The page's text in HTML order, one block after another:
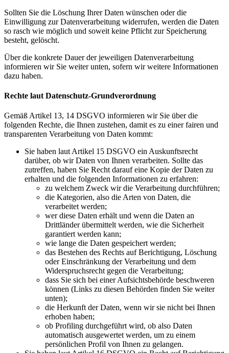
Sollten Sie die Löschung Ihrer Daten wünschen oder die
Einwilligung zur Datenverarbeitung widerrufen, werden die Daten
so rasch wie möglich und soweit keine Pflicht zur Speicherung
besteht, gelöscht.
Über die konkrete Dauer der jeweiligen Datenverarbeitung
informieren wir Sie weiter unten, sofern wir weitere Informationen
dazu haben.
Rechte laut Datenschutz-Grundverordnung
Gemäß Artikel 13, 14 DSGVO informieren wir Sie über die
folgenden Rechte, die Ihnen zustehen, damit es zu einer fairen und
transparenten Verarbeitung von Daten kommt:
Sie haben laut Artikel 15 DSGVO ein Auskunftsrecht
darüber, ob wir Daten von Ihnen verarbeiten. Sollte das
zutreffen, haben Sie Recht darauf eine Kopie der Daten zu
erhalten und die folgenden Informationen zu erfahren:
zu welchem Zweck wir die Verarbeitung durchführen;
die Kategorien, also die Arten von Daten, die
verarbeitet werden;
wer diese Daten erhält und wenn die Daten an
Drittländer übermittelt werden, wie die Sicherheit
garantiert werden kann;
wie lange die Daten gespeichert werden;
das Bestehen des Rechts auf Berichtigung, Löschung
oder Einschränkung der Verarbeitung und dem
Widerspruchsrecht gegen die Verarbeitung;
dass Sie sich bei einer Aufsichtsbehörde beschweren
können (Links zu diesen Behörden finden Sie weiter
unten);
die Herkunft der Daten, wenn wir sie nicht bei Ihnen
erhoben haben;
ob Profiling durchgeführt wird, ob also Daten
automatisch ausgewertet werden, um zu einem
persönlichen Profil von Ihnen zu gelangen.